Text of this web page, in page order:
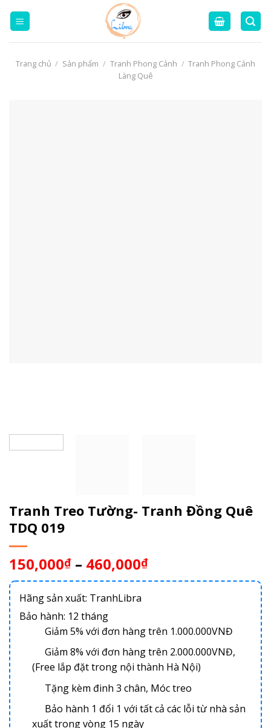
Trang chủ / Sản phẩm / Tranh Phong Cảnh / Tranh Phong Cảnh
Làng Quê
Tranh Treo Tường- Tranh Đồng Quê
TDQ 019
150,000₫ – 460,000₫
Hãng sản xuất: TranhLibra
Bảo hành: 12 tháng
Giảm 5% với đơn hàng trên 1.000.000VNĐ
Giảm 8% với đơn hàng trên 2.000.000VNĐ,
(Free lắp đặt trong nội thành Hà Nội)
Tặng kèm đinh 3 chân, Móc treo
Bảo hành 1 đổi 1 với tất cả các lỗi từ nhà sản
xuất trong vòng 15 ngày